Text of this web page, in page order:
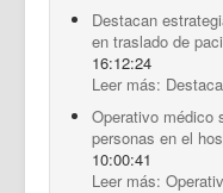
Destacan
en traslado de
16:12:24
Leer más:
Operativo médico
personas en el
10:00:41
Leer más: